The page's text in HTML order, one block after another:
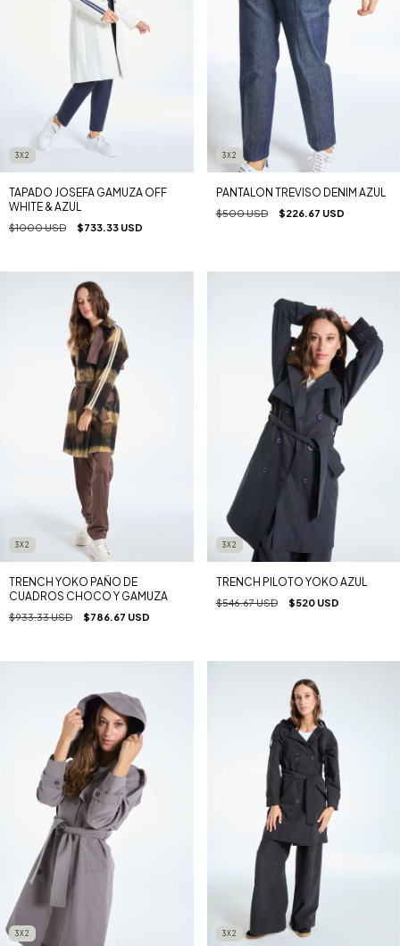
3X2
TAPADO JOSEFA GAMUZA OFF
WHITE & AZUL
$1000 USD $733.33 USD
3X2
PANTALON TREVISO DENIM AZUL
$500 USD $226.67 USD
3X2
TRENCH YOKO PAÑO DE
CUADROS CHOCO Y GAMUZA
$933.33 USD $786.67 USD
3X2
TRENCH PILOTO YOKO AZUL
$546.67 USD $520 USD
3X2 3X2